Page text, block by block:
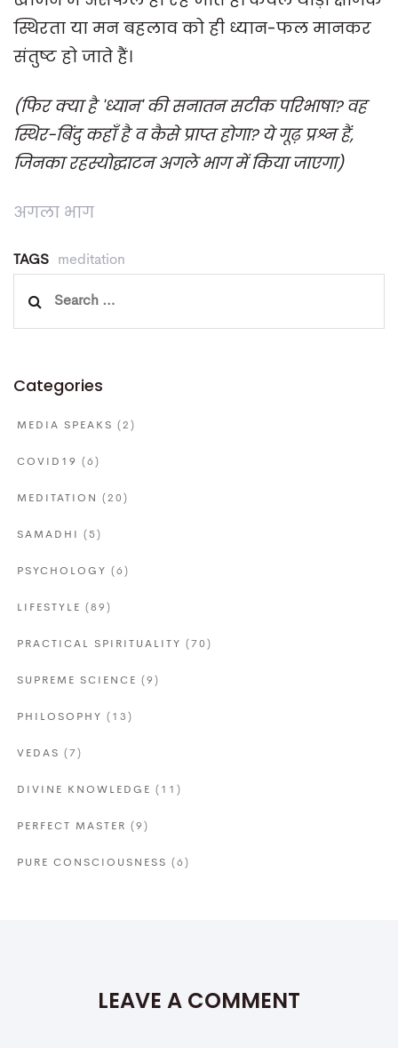
स्थिरता या मन बहलाव को ही ध्यान-फल मानकर
संतुष्ट हो जाते हैं।
(फिर क्या है 'ध्यान' की सनातन सटीक परिभाषा? वह
स्थिर-बिंदु कहाँ है व कैसे प्राप्त होगा? ये गूढ़ प्रश्न हैं,
जिनका रहस्योद्घाटन अगले भाग में किया जाएगा)
अगला भाग
TAGS
meditation
Categories
MEDIA SPEAKS (2)
COVID19 (6)
MEDITATION (20)
SAMADHI (5)
PSYCHOLOGY (6)
LIFESTYLE (89)
PRACTICAL SPIRITUALITY (70)
SUPREME SCIENCE (9)
PHILOSOPHY (13)
VEDAS (7)
DIVINE KNOWLEDGE (11)
PERFECT MASTER (9)
PURE CONSCIOUSNESS (6)
LEAVE A COMMENT